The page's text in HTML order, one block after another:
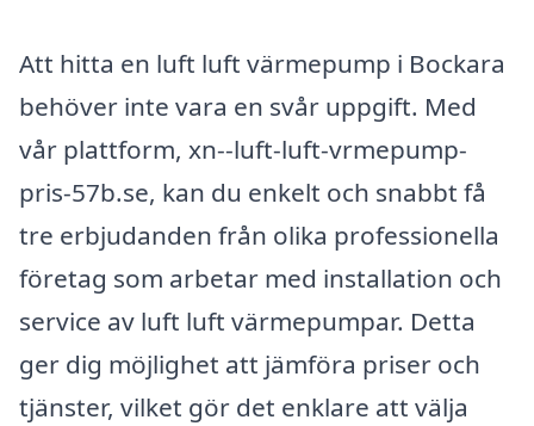
Att hitta en luft luft värmepump i Bockara
behöver inte vara en svår uppgift. Med
vår plattform, xn--luft-luft-vrmepump-
pris-57b.se, kan du enkelt och snabbt få
tre erbjudanden från olika professionella
företag som arbetar med installation och
service av luft luft värmepumpar. Detta
ger dig möjlighet att jämföra priser och
tjänster, vilket gör det enklare att välja